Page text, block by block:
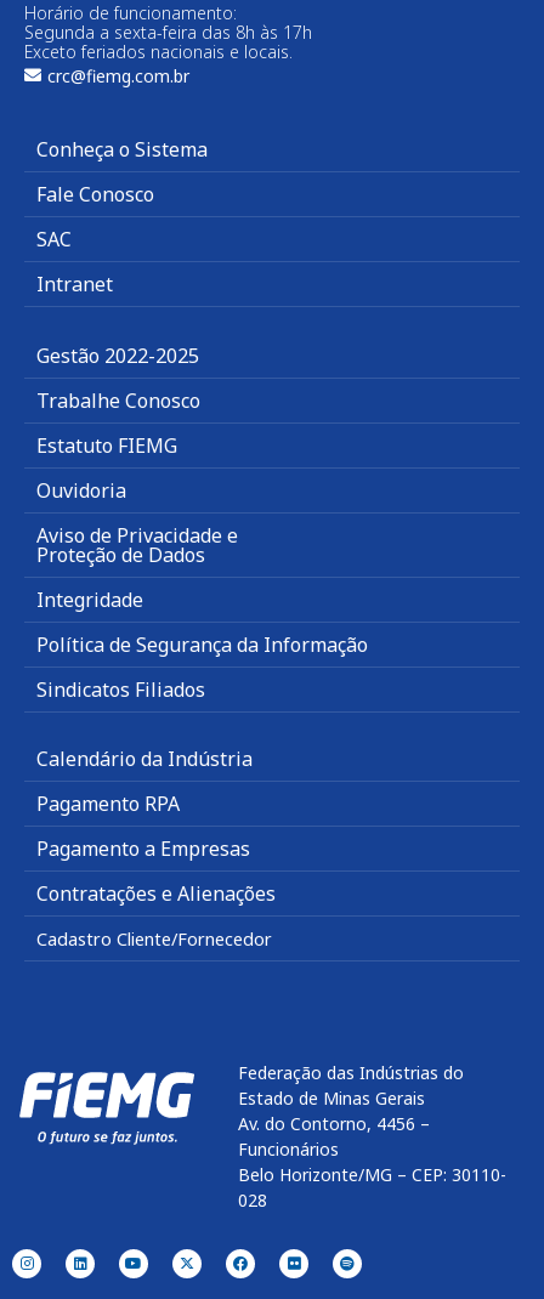
Horário de funcionamento:
Segunda a sexta-feira das 8h às 17h
Exceto feriados nacionais e locais.
crc@fiemg.com.br
Conheça o Sistema
Fale Conosco
SAC
Intranet
Gestão 2022-2025
Trabalhe Conosco
Estatuto FIEMG
Ouvidoria
Aviso de Privacidade e
Proteção de Dados
Integridade
Política de Segurança da Informação
Sindicatos Filiados
Calendário da Indústria
Pagamento RPA
Pagamento a Empresas
Contratações e Alienações
Cadastro Cliente/Fornecedor
Federação das Indústrias do
Estado de Minas Gerais
Av. do Contorno, 4456 –
Funcionários
Belo Horizonte/MG – CEP: 30110-
028